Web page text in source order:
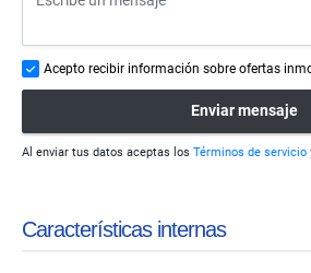
Acepto recibir información sobre ofertas
Enviar mensaje
Al enviar tus datos aceptas los Términos de servicio
Características internas